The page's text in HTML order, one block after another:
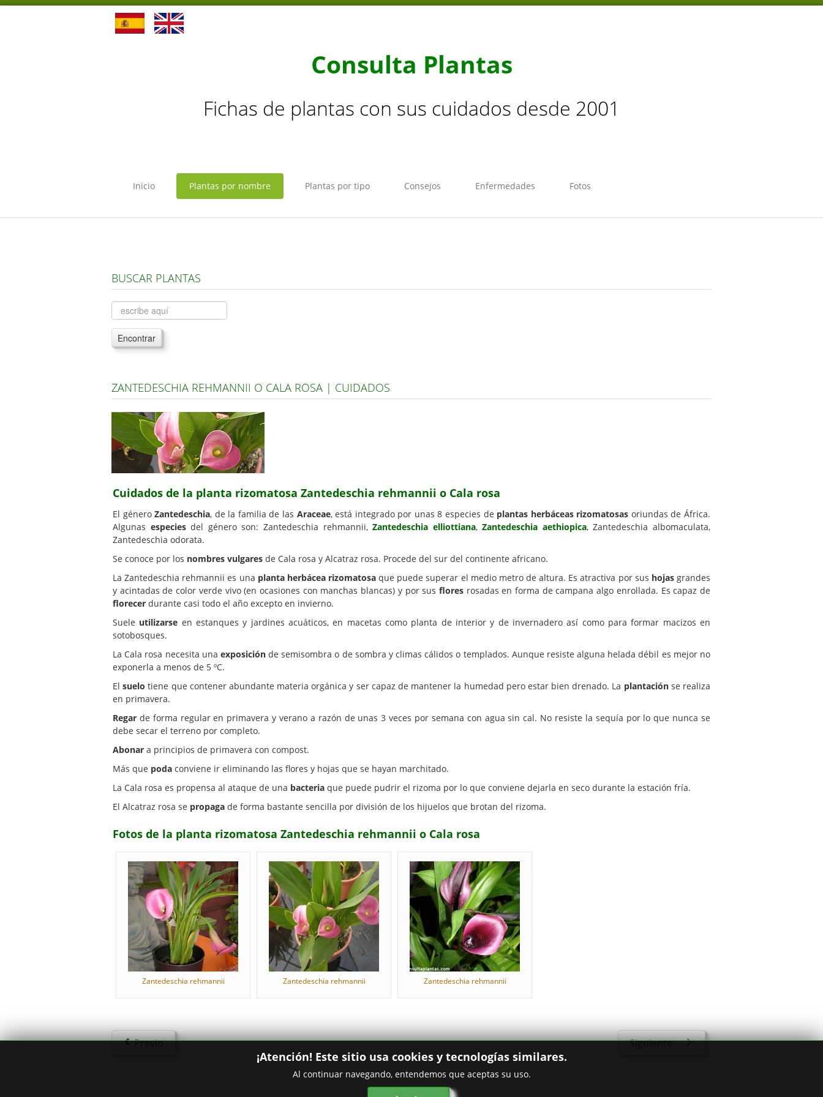
Consulta Plantas
Fichas de plantas con sus cuidados desde 2001
Inicio Plantas por nombre Plantas por tipo Consejos Enfermedades Fotos
BUSCAR PLANTAS
Encontrar
ZANTEDESCHIA REHMANNII O CALA ROSA | CUIDADOS
Cuidados de la planta rizomatosa Zantedeschia rehmannii o Cala rosa
El géneroZantedeschia, de la familia de las Araceae, está integrado por unas 8 especies de plantas herbáceas rizomatosas oriundas de África.
Algunas especiesdel género son: Zantedeschia rehmannii,Zantedeschia elliottiana,Zantedeschia aethiopica, Zantedeschia albomaculata,
Zantedeschia odorata.
Se conoce por los nombres vulgares de Cala rosa y Alcatraz rosa. Procede del sur del continente africano.
La Zantedeschia rehmannii es una planta herbácea rizomatosa que puede superar el medio metro de altura. Es atractiva por sus hojasgrandes
y acintadas de color verde vivo (en ocasiones con manchas blancas) y por sus floresrosadas en forma de campana algo enrollada. Es capaz de
florecer durante casi todo el año excepto en invierno.
Suele utilizarse en estanques y jardines acuáticos, en macetas como planta de interior y de invernadero así como para formar macizos en
sotobosques.
La Cala rosa necesita una exposiciónde semisombra o de sombra y climas cálidos o templados. Aunque resiste alguna helada débil es mejor no
exponerla a menos de 5 ºC.
Elsuelo tiene que contener abundante materia orgánica y ser capaz de mantener la humedad pero estar bien drenado. La plantaciónse realiza
en primavera.
Regar de forma regular en primavera y verano a razón de unas 3 veces por semana con agua sin cal. No resiste la sequía por lo que nunca se
debe secar el terreno por completo.
Abonar a principios de primavera con compost.
Más que poda conviene ir eliminando las flores y hojas que se hayan marchitado.
La Cala rosa es propensa al ataque de una bacteria que puede pudrir el rizoma por lo que conviene dejarla en seco durante la estación fría.
El Alcatraz rosa se propaga de forma bastante sencilla por división de los hijuelos que brotan del rizoma.
Fotos de la planta rizomatosa Zantedeschia rehmannii o Cala rosa
Zantedeschia rehmannii Zantedeschia rehmannii Zantedeschia rehmannii
Previo Siguiente
¡Atención! Este sitio usa cookies y tecnologías similares.
Al continuar navegando, entendemos que aceptas su uso.